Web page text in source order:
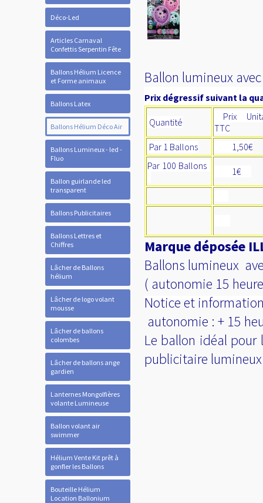
Déco-Led
Articles Carnaval
Confettis Serpentin Fête
Ballons Hélium Licence
et Forme animaux
Ballons Latex
Ballons Hélium Déco Air
Ballons Lumineux - led -
Fluo
Ballon guirlande led
transparent
Ballons Publicitaires
Ballons Lettres et
Chiffres
Lâcher de Ballons
hélium
Lâcher de logo volant
mousse
Lâcher de ballons
colombes
Lâcher de ballons ange
gardien
Lanternes Mongolfières
volante Lumineuse
Ballon volant air
swimmer
Hélium Vente Kit prêt à
gonfler les Ballons
Bouteille Hélium
Location Ballonium
Ballon lumineux
Prix dégressif suivant la
Quantité
Prix
TTC
Par 1 Ballons
1,50€
Par 100 Ballons
1€
Marque déposée
Ballons lumineux
( autonomie 15
Notice et
autonomie : + 15
Le ballon idéal pour
publicitaire